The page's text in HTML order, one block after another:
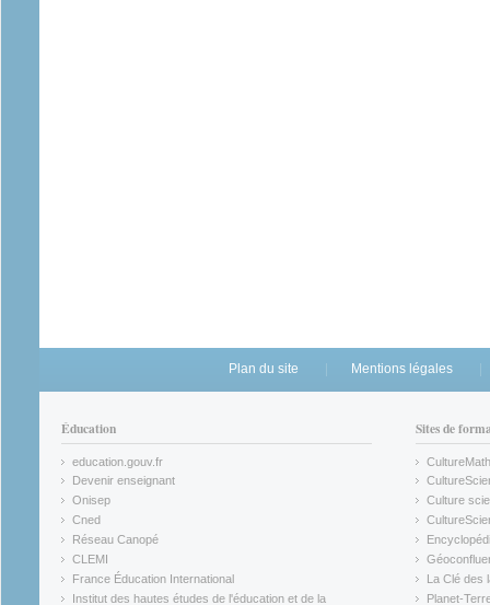
Plan du site Mentions légales
Éducation
education.gouv.fr
(link is external)
Devenir enseignant
(link is external)
Onisep
(link is external)
Cned
(link is external)
Réseau Canopé
(link is external)
CLEMI
(link is external)
France Éducation International
(link is external)
Institut des hautes études de l'éducation et de la
Sites de
CultureMath
(link is
(link is
Culture
(link is
(link is
(link is
La Clé des
(link is
Planet-